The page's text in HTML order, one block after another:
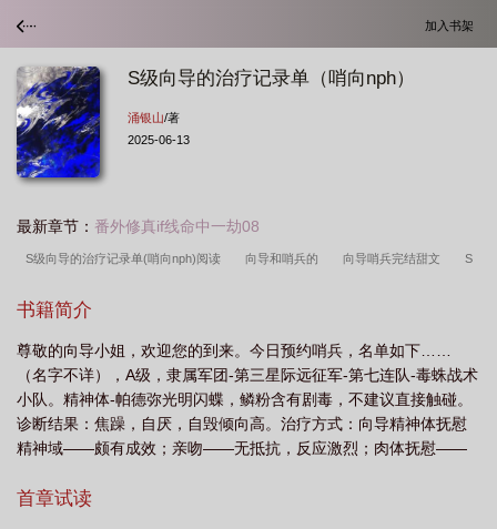
加入书架
S级向导的治疗记录单（哨向nph）
涌银山/著
2025-06-13
最新章节： 番外修真if线命中一劫08
S级向导的治疗记录单(哨向nph)阅读 向导和哨兵的 向导哨兵完结甜文 S
哨兵文什么意思
导的治疗记录单(哨向nph)0306 S级向导的治疗记录单(哨向nph)_ 向导哨兵文
是什么意思 S级向导的治疗记录单(哨向nph)_全文在 向导哨兵文gl 那种向
导超级厉害的哨向文 s级向导的治疗记录单(哨向nph)免费阅读 求向导哨兵
的 s级向导的治疗记录单完结了吗 S级向导的治疗记录单(哨向nph)_综合其它
书籍简介
尊敬的向导小姐，欢迎您的到来。今日预约哨兵，名单如下……
（名字不详），A级，隶属军团-第三星际远征军-第七连队-毒蛛战术
小队。精神体-帕德弥光明闪蝶，鳞粉含有剧毒，不建议直接触碰。
诊断结果：焦躁，自厌，自毁倾向高。治疗方式：向导精神体抚慰
精神域——颇有成效；亲吻——无抵抗，反应激烈；肉体抚慰——
长多多关注士兵们的身心健康。批复：如您所愿，伏微向导。——
首章试读